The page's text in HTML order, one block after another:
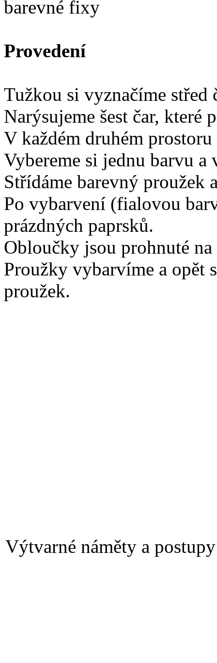
barevné fixy
Provedení
Tužkou si vyznačíme střed
Narýsujeme šest čar, které
V každém druhém
Vybereme si jednu barvu
Střídáme barevný proužek
Po vybarvení (fialovou
prázdných paprsků.
Obloučky jsou prohnuté na
Proužky vybarvíme a opět
proužek.
Výtvarné náměty a